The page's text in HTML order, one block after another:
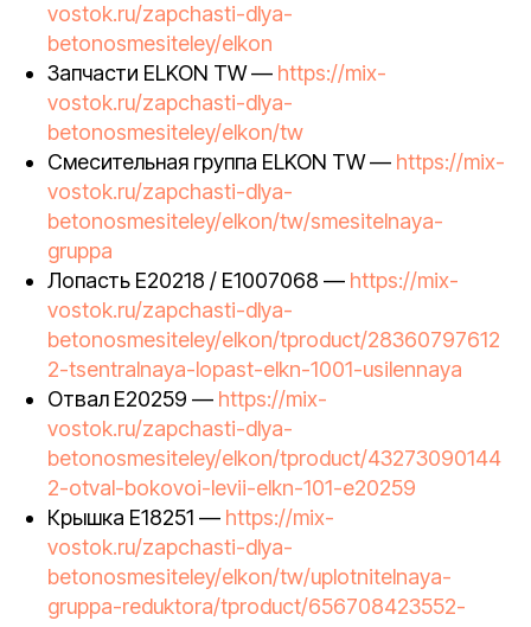
vostok.ru/zapchasti-dlya-
betonosmesiteley/elkon
Запчасти ELKON TW — https://mix-
vostok.ru/zapchasti-dlya-
betonosmesiteley/elkon/tw
Смесительная группа ELKON TW — https://mix-
vostok.ru/zapchasti-dlya-
betonosmesiteley/elkon/tw/smesitelnaya-
gruppa
Лопасть E20218 / E1007068 — https://mix-
vostok.ru/zapchasti-dlya-
betonosmesiteley/elkon/tproduct/28360797612
2-tsentralnaya-lopast-elkn-1001-usilennaya
Отвал E20259 — https://mix-
vostok.ru/zapchasti-dlya-
betonosmesiteley/elkon/tproduct/43273090144
2-otval-bokovoi-levii-elkn-101-e20259
Крышка E18251 — https://mix-
vostok.ru/zapchasti-dlya-
betonosmesiteley/elkon/tw/uplotnitelnaya-
gruppa-reduktora/tproduct/656708423552-